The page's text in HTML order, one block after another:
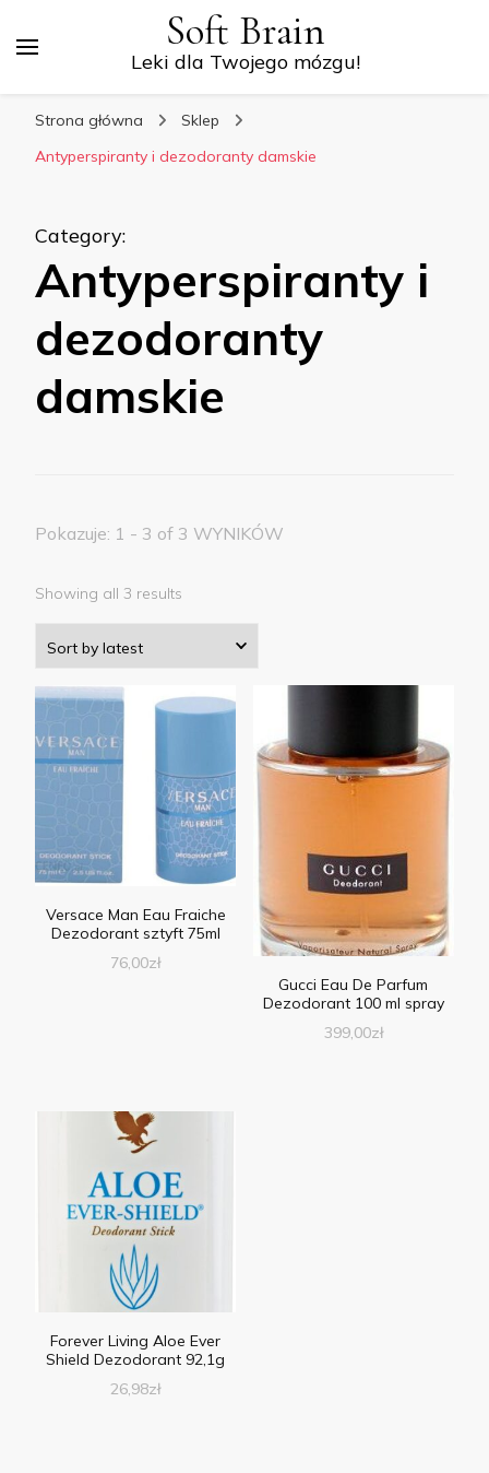
Soft Brain
Leki dla Twojego mózgu!
Strona główna
Sklep
Antyperspiranty i dezodoranty damskie
Category:
Antyperspiranty i
dezodoranty
damskie
Pokazuje: 1 - 3 of 3 WYNIKÓW
Showing all 3 results
Versace Man Eau Fraiche
Dezodorant sztyft 75ml
76,00zł
Gucci Eau De Parfum
Dezodorant 100 ml spray
399,00zł
Forever Living Aloe Ever
Shield Dezodorant 92,1g
26,98zł